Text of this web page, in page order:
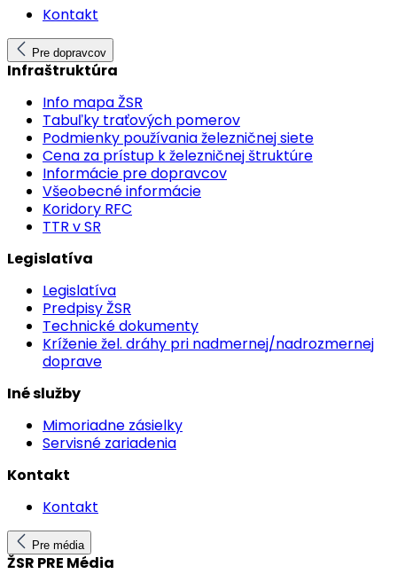
Kontakt
Pre dopravcov
Infraštruktúra
Info mapa ŽSR
Tabuľky traťových pomerov
Podmienky používania železničnej siete
Cena za prístup k železničnej štruktúre
Informácie pre dopravcov
Všeobecné informácie
Koridory RFC
TTR v SR
Legislatíva
Legislatíva
Predpisy ŽSR
Technické dokumenty
Kríženie žel. dráhy pri nadmernej/nadrozmernej
doprave
Iné služby
Mimoriadne zásielky
Servisné zariadenia
Kontakt
Kontakt
Pre média
ŽSR PRE Média